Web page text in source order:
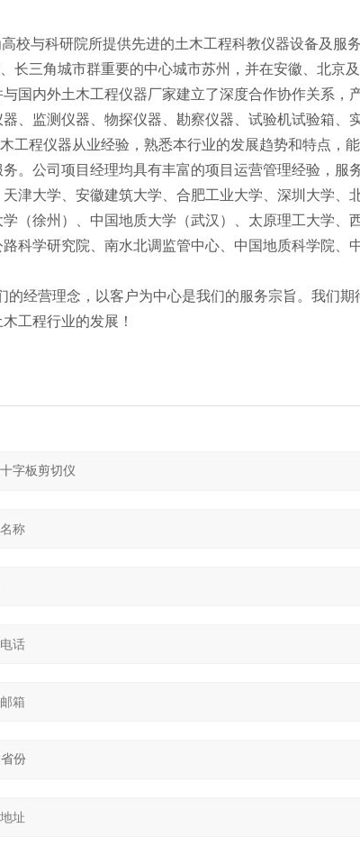
校与科研院所提供先进的土木工程科教仪器设备及服务
三角城市群重要的中心城市苏州，并在安徽、北京及
国内外土木工程仪器厂家建立了深度合作协作关系，
、监测仪器、物探仪器、勘察仪器、试验机试验箱、
程仪器从业经验，熟悉本行业的发展趋势和特点，能
。公司项目经理均具有丰富的项目运营管理经验，服
津大学、安徽建筑大学、合肥工业大学、深圳大学、
（徐州）、中国地质大学（武汉）、 太原理工大学、
科学研究院、南水北调监管中心、中国地质科学院、
经营理念，以客户为中心是我们的服务宗旨。我们期
工程行业的发展！